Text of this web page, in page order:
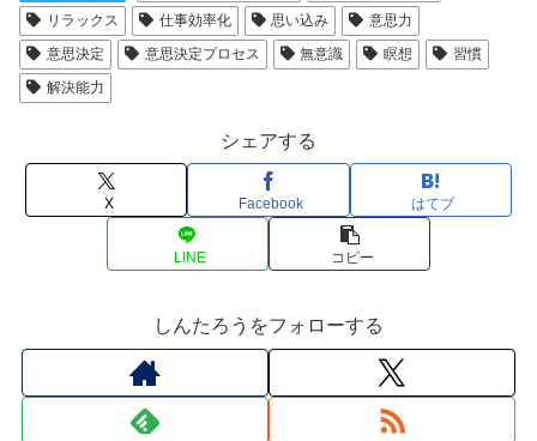
リラックス
仕事効率化 思い込み
意思力
意思決定
意思決定プロセス 無意識 瞑想
習慣
解決能力
シェアする
X Facebook はてブ
LINE コピー
しんたろうをフォローする